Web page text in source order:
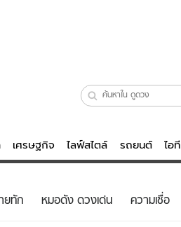
เศรษฐกิจ ไลฟ์สไตล์ รถยนต์ ไอที
หวย ไลฟ์สไตล์
ยทัก หมอดัง ดวงเด่น ความเชื่อ